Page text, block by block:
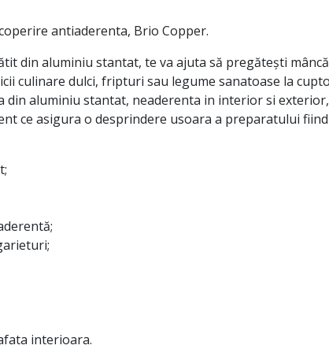
antiaderenta, Brio Copper.
din aluminiu stantat, te va ajuta să pregătești
culinare dulci, fripturi sau legume sanatoase la
din aluminiu stantat, neaderenta in interior si
ce asigura o desprindere usoara a preparatului
interioara.